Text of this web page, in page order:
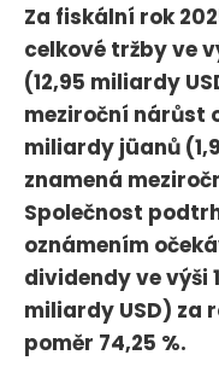
Za fiskální rok
celkové tržby ve
(12,95 miliardy
meziroční nárůst
miliardy jüanů
znamená
Společnost
oznámením
dividendy ve výši
miliardy USD) za
poměr 74,25 %.